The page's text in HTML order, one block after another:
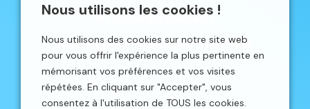
Nous utilisons les cookies !
Nous utilisons des cookies sur notre site web
pour vous offrir l'expérience la plus pertinente en
mémorisant vos préférences et vos visites
répétées. En cliquant sur "Accepter", vous
consentez à l'utilisation de TOUS les cookies.
mschene@schene.be
Avenue du Parc 16 | 4650 CHAINEUX